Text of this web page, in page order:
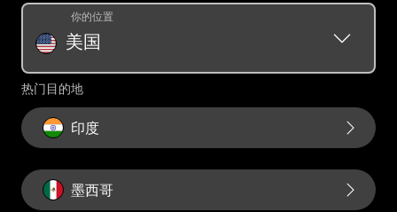
货币转换器
汇票
Swift/BIC
Western Union 预付款
汇款历史记录请求
奖励条款和条件
美国
你的位置
热门目的地
印度
墨西哥